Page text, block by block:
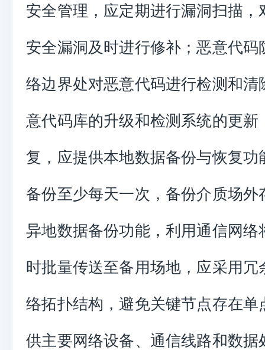
安全管理，应定期进行漏洞扫描，
安全漏洞及时进行修补；恶意代码
络边界处对恶意代码进行检测和清
意代码库的升级和检测系统的更新
复，应提供本地数据备份与恢复功
备份至少每天一次，备份介质场外
异地数据备份功能，利用通信网络
时批量传送至备用场地，应采用冗
络拓扑结构，避免关键节点存在单
供主要网络设备、通信线路和数据